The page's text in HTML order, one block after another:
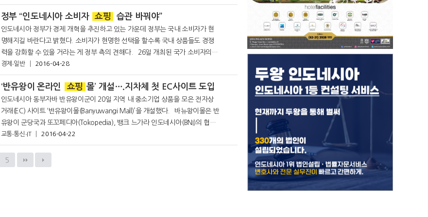
정부 “인도네시아 소비자 쇼핑 습관 바꿔야”
인도네시아 정부가 경제 개혁을 추진하고 있는 가운데 정부는 국내 소비자가 현
명해지길 바란다고 밝혔다. 소비자가 현명한 선택을 할수록 국내 상품들도 경쟁
력을 강화할 수 있을 거라는 게 정부 측의 견해다. 26일 개최된 국가 소비자의
날 행사에서 토마스 장관은 “국내 제품 품질이 개선되려면 소비자가 상품 품질을
현명하게 알
경제∙일반 2016-04-28
‘반유왕이 온라인 쇼핑 몰’ 개설….지차체 첫 EC사이트 도입
인도네시아 동부자바 반유왕이군이 20일 지역 내 중소기업 상품을 모은 전자상
거래(EC) 사이트 ‘반유왕이몰(Banyuwangi Mall)’을 개설했다. 바뉴왕이몰은 반
유왕이 군당국과 또꼬페디아(Tokopedia), 뱅크 느가라 인도네시아(BNI)의 협력
하에 탄생했으며 동부자바 반뉴왕이군이 지역 내 중소기업들의
교통∙통신∙IT 2016-04-22
5